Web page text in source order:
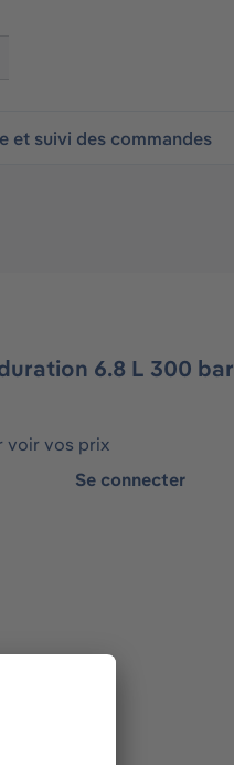
et suivi des commandes
6.8 L 300 bar
voir vos prix
Se connecter